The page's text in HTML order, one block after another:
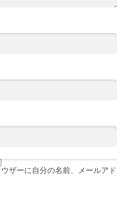
ザーに自分の名前、メールアド